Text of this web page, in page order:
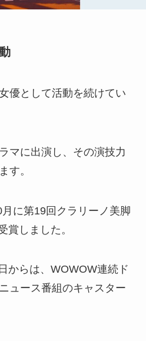
優として活動を続けてい
マに出演し、その演技力
す。
に第19回クラリーノ美脚
賞しました。
からは、WOWOW連続ド
ュース番組のキャスター